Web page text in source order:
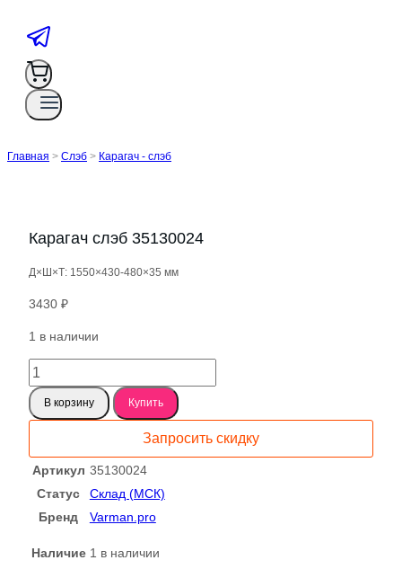
Главная > Слэб > Карагач - слэб
Карагач слэб 35130024
Д×Ш×Т: 1550×430-480×35 мм
3430 ₽
1 в наличии
Количество
товара
Карагач
слэб
В корзину Купить
Запросить скидку
Артикул 35130024
Статус
Склад (МСК)
Бренд
Varman.pro
Наличие 1 в наличии